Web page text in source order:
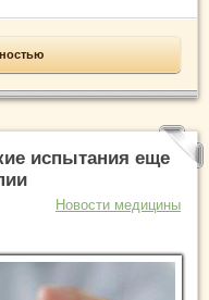
испытания еще
Новости медицины